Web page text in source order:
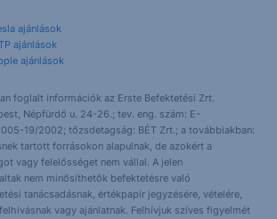
ajánlások
ajánlások
ajánlások
foglalt információk az Erste Befektetési Zrt.
Népfürdő u. 24-26.; tev. eng. szám: E-
19/2002; tőzsdetagság: BÉT Zrt.; a továbbiakban:
tartott forrásokon alapulnak, de azokért a
vagy felelősséget nem vállal. A jelen
nem minősíthetők befektetésre való
tanácsadásnak, értékpapír jegyzésére, vételére,
vagy ajánlatnak. Felhívjuk szíves figyelmét